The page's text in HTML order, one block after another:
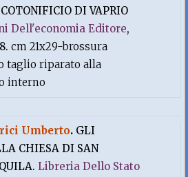
DI VAPRIO
Dell'economia Editore,
cm 21x29-brossura
taglio riparato alla
interno
Umberto. GLI
CHIESA DI SAN
Libreria Dello Stato